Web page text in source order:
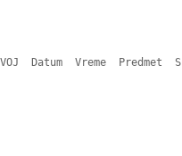
Datum  Vreme  Predmet